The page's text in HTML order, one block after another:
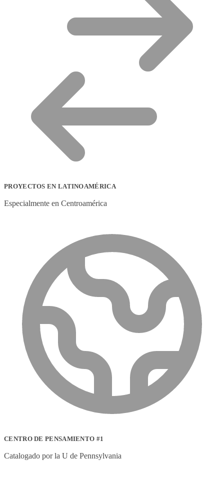
PROYECTOS EN LATINOAMÉRICA
Especialmente en Centroamérica
CENTRO DE PENSAMIENTO #1
Catalogado por la U de Pennsylvania